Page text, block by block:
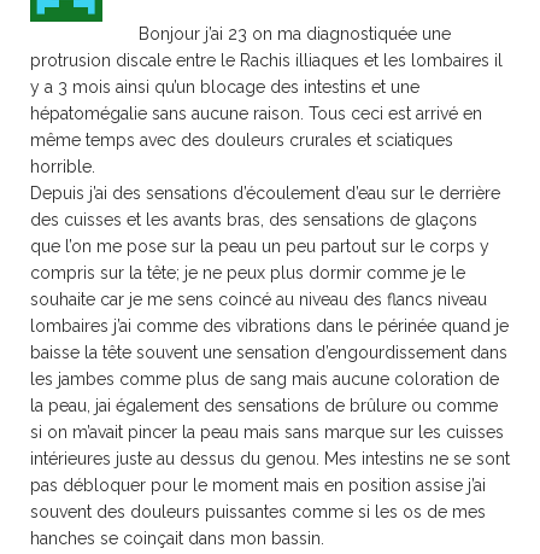
Bonjour j’ai 23 on ma diagnostiquée une
protrusion discale entre le Rachis illiaques et les lombaires il
y a 3 mois ainsi qu’un blocage des intestins et une
hépatomégalie sans aucune raison. Tous ceci est arrivé en
même temps avec des douleurs crurales et sciatiques
horrible.
Depuis j’ai des sensations d’écoulement d’eau sur le derrière
des cuisses et les avants bras, des sensations de glaçons
que l’on me pose sur la peau un peu partout sur le corps y
compris sur la tête; je ne peux plus dormir comme je le
souhaite car je me sens coincé au niveau des flancs niveau
lombaires j’ai comme des vibrations dans le périnée quand je
baisse la tête souvent une sensation d’engourdissement dans
les jambes comme plus de sang mais aucune coloration de
la peau, jai également des sensations de brûlure ou comme
si on m’avait pincer la peau mais sans marque sur les cuisses
intérieures juste au dessus du genou. Mes intestins ne se sont
pas débloquer pour le moment mais en position assise j’ai
souvent des douleurs puissantes comme si les os de mes
hanches se coinçait dans mon bassin.